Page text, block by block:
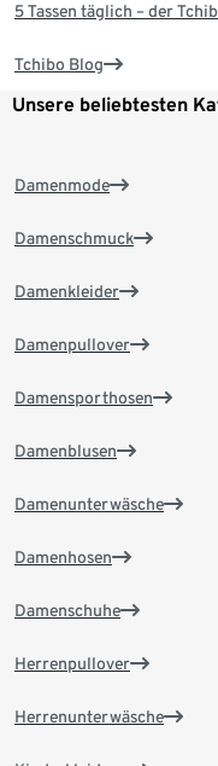
5 Tassen täglich – der
Tchibo Blog
Unsere beliebtesten
Damenmode
Damenschmuck
Damenkleider
Damenpullover
Damensporthosen
Damenblusen
Damenunterwäsche
Damenhosen
Damenschuhe
Herrenpullover
Herrenunterwäsche